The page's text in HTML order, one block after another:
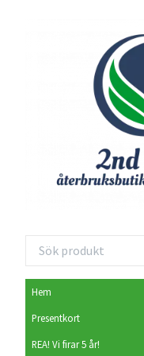
Hem
Presentkort
REA! Vi firar 5 år!